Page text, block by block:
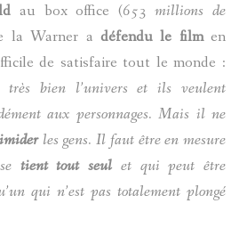
au box office (653 millions de
la Warner a défendu le filmen
de satisfaire tout le monde :
très bien l’univers et ils veulent
aux personnages. Mais il ne
les gens. Il faut être en mesure
tient tout seul et qui peut être
qui n’est pas totalement plongé